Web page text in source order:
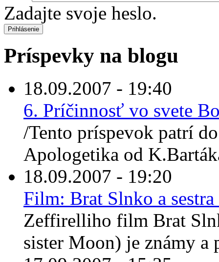
Zadajte svoje heslo.
Príspevky na blogu
18.09.2007 - 19:40
6. Príčinnosť vo svete
/Tento príspevok patrí
Apologetika od
18.09.2007 - 19:20
Film: Brat Slnko a
Zeffirelliho film Brat
sister Moon) je známy